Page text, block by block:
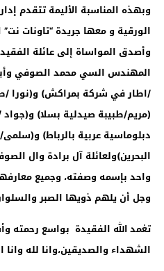
وبهذه المناسبة الأليمة تتقدم
الورقية و معها جريدة “تاونات نت”
وأصدق المواساة إلى عائلة
المهندس السي محمد الصوفي
/اطار في شركة بمراكش) و(نورا /
(مريم/طبيبة صيدلية بسلا)
دبلوماسية عربية بالرباط)
البحرين)ولعائلة آل برادة وال
واحد بإسمه وصفته، وجميع
وجل أن يلهم ذويها الصبر
تغمد الله الفقيدة بواسع رحمته
الشهداء والصديقين،وانا لله وانا